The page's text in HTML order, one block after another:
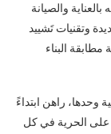
والصيانة
وتقنيات تَشييد
البناء
وحدها، راهن ابتداءً
على الحرية في كل